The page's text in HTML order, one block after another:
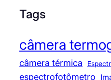
Tags
câmera
câmera térmica
espectrofotômetro